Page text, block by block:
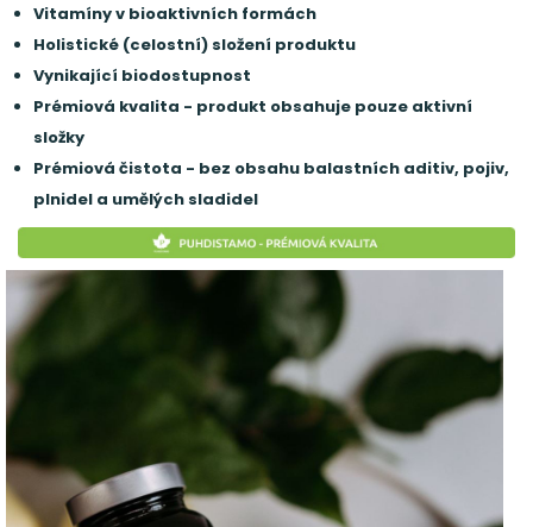
Vitamíny v bioaktivních formách
Holistické (celostní) složení produktu
Vynikající biodostupnost
Prémiová kvalita - produkt obsahuje pouze aktivní
složky
Prémiová čistota - bez obsahu balastních aditiv, pojiv,
plnidel a umělých sladidel